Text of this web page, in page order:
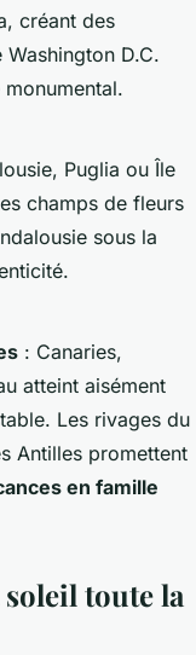
créant des
D.C.
Puglia ou Île
champs de fleurs
sous la
: Canaries,
atteint aisément
Les rivages du
Antilles promettent
en famille
toute la